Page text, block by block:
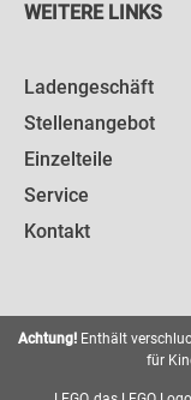
WEITERE LINKS
Ladengeschäft
Stellenangebot
Einzelteile
Service
Kontakt
Achtung! Enthält
für